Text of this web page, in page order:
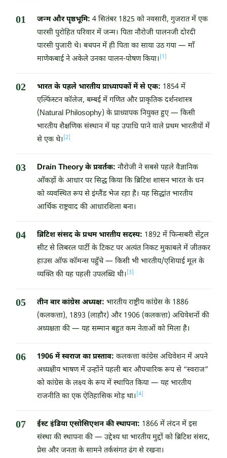
जन्म और पृष्ठभूमि: 4 सितंबर 1825 को नवसारी, गुजरात में एक
पारसी पुरोहित परिवार में जन्म। पिता नौरोजी पालनजी दोरदी
पारसी पुजारी थे। बचपन में ही पिता का साया उठ गया — माँ
माणेकबाई ने अकेले उनका पालन-पोषण किया। [1]
भारत के पहले भारतीय प्राध्यापकों में से एक: 1854 में
एल्फिंस्टन कॉलेज, बम्बई में गणित और प्राकृतिक दर्शनशास्त्र
(Natural Philosophy) के प्राध्यापक नियुक्त हुए — किसी
भारतीय शैक्षणिक संस्थान में यह उपाधि पाने वाले प्रथम भारतीयों में
से एक थे। [2]
Drain Theory के प्रवर्तक: नौरोजी ने सबसे पहले वैज्ञानिक
आँकड़ों के आधार पर सिद्ध किया कि ब्रिटिश शासन भारत के धन
को व्यवस्थित रूप से इंग्लैंड भेज रहा है। यह सिद्धांत भारतीय
आर्थिक राष्ट्रवाद की आधारशिला बना।
ब्रिटिश संसद के प्रथम भारतीय सदस्य: 1892 में फिन्सबरी सेंट्रल
सीट से लिबरल पार्टी के टिकट पर अत्यंत निकट मुकाबले में जीतकर
हाउस ऑफ कॉमन्स पहुँचे — किसी भी भारतीय/एशियाई मूल के
व्यक्ति की यह पहली उपलब्धि थी। [3]
तीन बार कांग्रेस अध्यक्ष: भारतीय राष्ट्रीय कांग्रेस के 1886
(कलकत्ता), 1893 (लाहौर) और 1906 (कलकत्ता) अधिवेशनों की
अध्यक्षता की — यह सम्मान बहुत कम नेताओं को मिला है।
1906 में स्वराज का प्रस्ताव: कलकत्ता कांग्रेस अधिवेशन में अपने
अध्यक्षीय भाषण में उन्होंने पहली बार औपचारिक रूप से “स्वराज”
को कांग्रेस के लक्ष्य के रूप में स्थापित किया — यह भारतीय
राजनीति का एक ऐतिहासिक मोड़ था। [4]
ईस्ट इंडिया एसोसिएशन की स्थापना: 1866 में लंदन में इस
संस्था की स्थापना की — उद्देश्य था भारतीय मुद्दों को ब्रिटिश संसद,
प्रेस और जनता के सामने तर्कसंगत ढंग से रखना।